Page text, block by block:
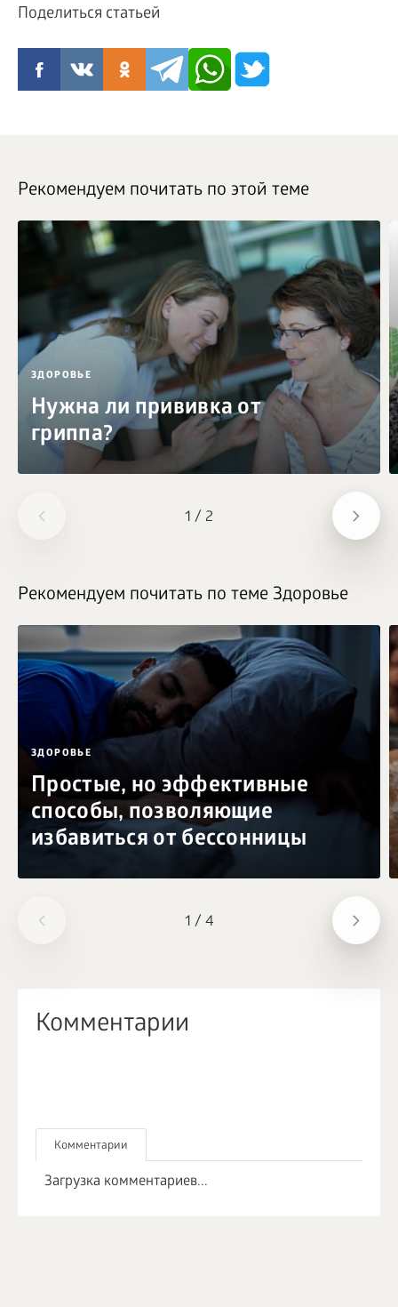
Поделиться статьей
1 / 2
Рекомендуем почитать по этой теме
ЗДОРОВЬЕ
Нужна ли прививка от
гриппа?
1 / 4
Рекомендуем почитать по теме Здоровье
ЗДОРОВЬЕ
Простые, но эффективные
способы, позволяющие
избавиться от бессонницы
Комментарии
Комментарии
Загрузка комментариев...